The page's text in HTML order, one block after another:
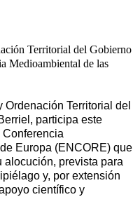
Territorial del Gobierno
Medioambiental de las
Territorial del
participa este
Europa (ENCORE) que
alocución, prevista para
y, por extensión
científico y